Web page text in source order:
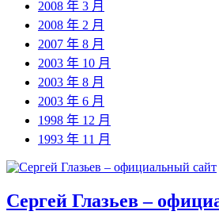
2008 年 3 月
2008 年 2 月
2007 年 8 月
2003 年 10 月
2003 年 8 月
2003 年 6 月
1998 年 12 月
1993 年 11 月
Сергей Глазьев –